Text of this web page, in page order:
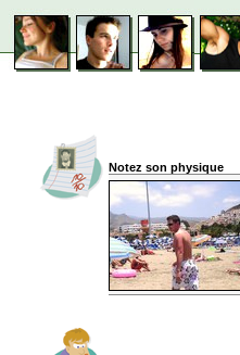
Notez son physique